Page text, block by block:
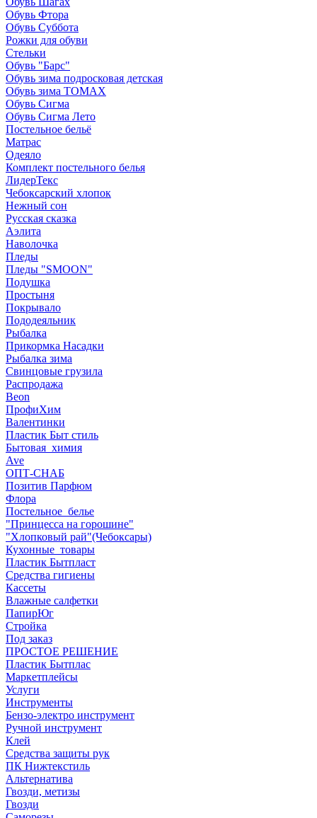
Обувь Фтора
Обувь Суббота
Рожки для обуви
Стельки
Обувь "Барс"
Обувь зима подросковая детская
Обувь зима ТОМАХ
Обувь Сигма
Обувь Сигма Лето
Постельное бельё
Матрас
Одеяло
Комплект постельного белья
ЛидерТекс
Чебоксарский хлопок
Нежный сон
Русская сказка
Аэлита
Наволочка
Пледы
Пледы "SMOON"
Подушка
Простыня
Покрывало
Пододеяльник
Рыбалка
Прикормка Насадки
Рыбалка зима
Свинцовые грузила
Распродажа
Beon
ПрофиХим
Валентинки
Пластик Быт стиль
Бытовая_химия
Ave
ОПТ-СНАБ
Позитив Парфюм
Флора
Постельное_белье
"Принцесса на горошине"
"Хлопковый рай"(Чебоксары)
Кухонные_товары
Пластик Бытпласт
Средства гигиены
Кассеты
Влажные салфетки
ПапирЮг
Стройка
Под заказ
ПРОСТОЕ РЕШЕНИЕ
Пластик Бытплас
Маркетплейсы
Услуги
Инструменты
Бензо-электро инструмент
Ручной инструмент
Клей
Средства защиты рук
ПК Нижтекстиль
Альтернатива
Гвозди, метизы
Гвозди